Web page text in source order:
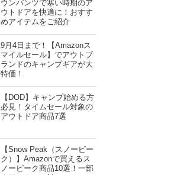
ウンパンツで寒い時期のア
ウトドアを快適に！おすす
めアイテムをご紹介
9月4日まで！【Amazonス
マイルセール】でアウトブ
ランドのキャンプギアが大
特価！
【DOD】キャンプ始める方
必見！タイムセール対象の
アウトドア商品7選
【Snow Peak（スノーピー
ク）】Amazonで買えるス
ノーピーク商品10選！一部